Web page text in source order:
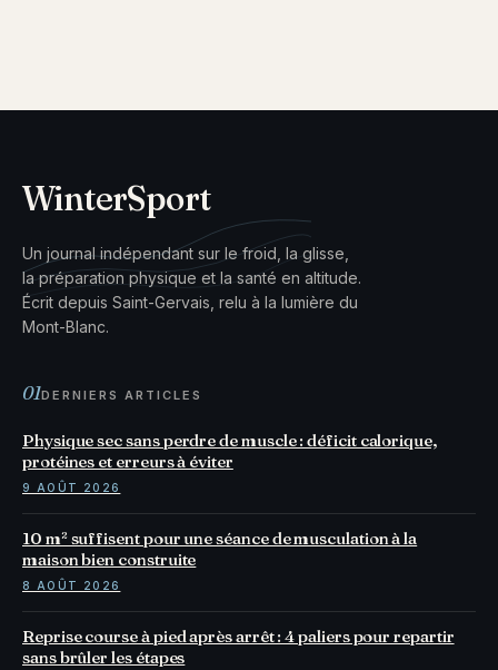
WinterSport
Un journal indépendant sur le froid, la glisse,
la préparation physique et la santé en altitude.
Écrit depuis Saint-Gervais, relu à la lumière du
Mont-Blanc.
01DERNIERS ARTICLES
Physique sec sans perdre de muscle : déficit calorique,
protéines et erreurs à éviter
9 AOÛT 2026
10 m² suffisent pour une séance de musculation à la
maison bien construite
8 AOÛT 2026
Reprise course à pied après arrêt : 4 paliers pour repartir
sans brûler les étapes